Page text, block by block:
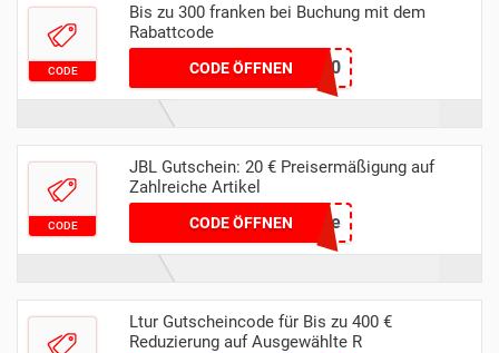
CODE
Bis zu 300 franken bei Buchung mit dem
Rabattcode
CODE ÖFFNENSAVE300
CODE
JBL Gutschein: 20 € Preisermäßigung auf
Zahlreiche Artikel
CODE ÖFFNEN
10gutegutscheine
Ltur Gutscheincode für Bis zu 400 €
Reduzierung auf Ausgewählte R